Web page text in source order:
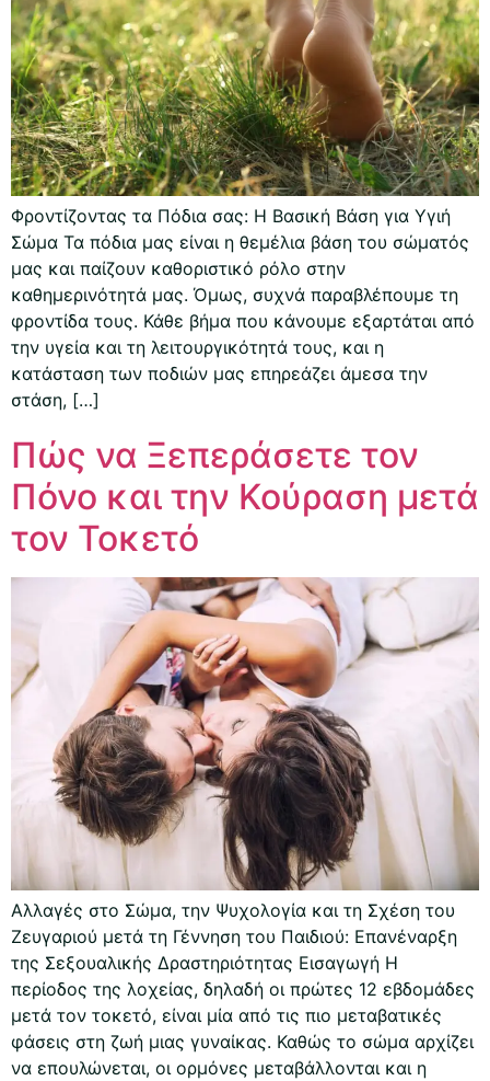
Φροντίζοντας τα Πόδια σας: Η Βασική Βάση για Υγιή
Σώμα Τα πόδια μας είναι η θεμέλια βάση του σώματός
μας και παίζουν καθοριστικό ρόλο στην
καθημερινότητά μας. Όμως, συχνά παραβλέπουμε τη
φροντίδα τους. Κάθε βήμα που κάνουμε εξαρτάται από
την υγεία και τη λειτουργικότητά τους, και η
κατάσταση των ποδιών μας επηρεάζει άμεσα την
στάση, […]
Πώς να Ξεπεράσετε τον
Πόνο και την Κούραση μετά
τον Τοκετό
Αλλαγές στο Σώμα, την Ψυχολογία και τη Σχέση του
Ζευγαριού μετά τη Γέννηση του Παιδιού: Επανέναρξη
της Σεξουαλικής Δραστηριότητας Εισαγωγή Η
περίοδος της λοχείας, δηλαδή οι πρώτες 12 εβδομάδες
μετά τον τοκετό, είναι μία από τις πιο μεταβατικές
φάσεις στη ζωή μιας γυναίκας. Καθώς το σώμα αρχίζει
να επουλώνεται, οι ορμόνες μεταβάλλονται και η